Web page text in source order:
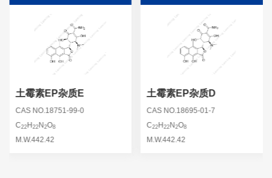
土霉素EP杂质E
CAS NO.18751-99-0
C22H22N2O8
M.W.442.42
土霉素EP杂质D
CAS NO.18695-01-7
C22H22N2O8
M.W.442.42